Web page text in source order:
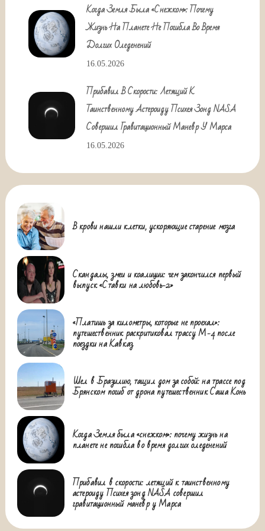
Когда Земля Была «снежком»: Почему
Жизнь На Планете Не Погибла Во Время
Долгих Оледенений
16.05.2026
Прибавил В Скорости: Летящий К
Таинственному Астероиду Психея Зонд NASA
Совершил Гравитационный Маневр У Марса
16.05.2026
В крови нашли клетки, ускоряющие старение мозга
Скандалы, змеи и коалиции: чем закончился первый
выпуск «Ставки на любовь-2»
«Платишь за километры, которые не проехал»:
путешественник раскритиковал трассу М-4 после
поездки на Кавказ
Шел в Бразилию, тащил дом за собой: на трассе под
Брянском погиб от дрона путешественник Саша Конь
Когда Земля была «снежком»: почему жизнь на
планете не погибла во время долгих оледенений
Прибавил в скорости: летящий к таинственному
астероиду Психея зонд NASA совершил
гравитационный маневр у Марса